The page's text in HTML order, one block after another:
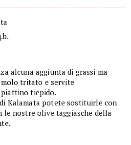
alcuna aggiunta di grassi ma
tritato e servite
piattino tiepido.
Kalamata potete sostituirle con
nostre olive taggiasche della